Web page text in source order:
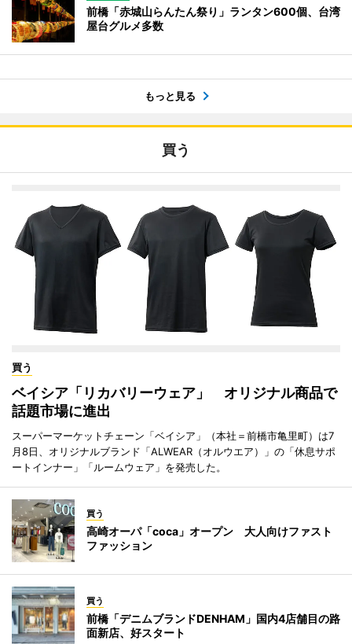
前橋「赤城山らんたん祭り」ランタン600個、台湾
屋台グルメ多数
もっと見る
買う
買う
ベイシア「リカバリーウェア」 オリジナル商品で
話題市場に進出
スーパーマーケットチェーン「ベイシア」（本社＝前橋市亀里町）は7
月8日、オリジナルブランド「ALWEAR（オルウエア）」の「休息サポ
ートインナー」「ルームウェア」を発売した。
買う
高崎オーパ「coca」オープン 大人向けファスト
ファッション
買う
前橋「デニムブランドDENHAM」国内4店舗目の路
面新店、好スタート